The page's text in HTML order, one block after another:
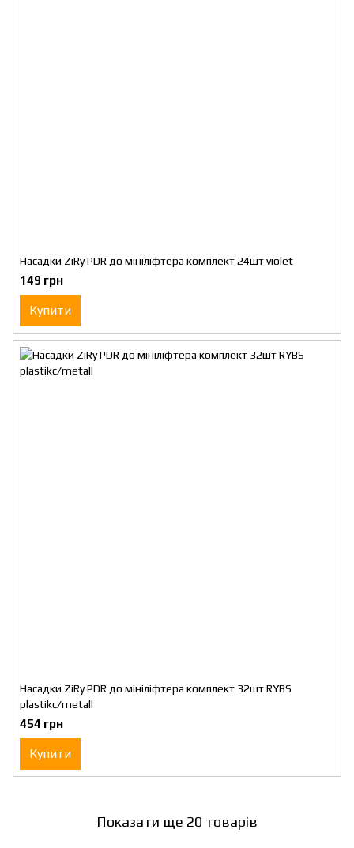
Насадки ZiRy PDR до мініліфтера комплект 24шт violet
149 грн
Купити
Насадки ZiRy PDR до мініліфтера комплект 32шт RYBS
plastikc/metall
454 грн
Купити
Показати ще 20 товарів